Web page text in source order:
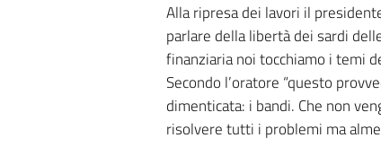
Alla ripresa dei lavori il
parlare della libertà dei sardi
finanziaria noi tocchiamo i temi
Secondo l’oratore “questo
dimenticata: i bandi. Che non
risolvere tutti i problemi ma